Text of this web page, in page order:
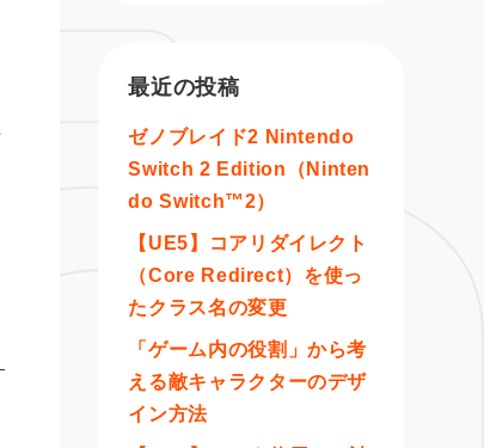
最近の投稿
ゼノブレイド2 Nintendo
Switch 2 Edition（Ninten
do Switch™2）
【UE5】コアリダイレクト
（Core Redirect）を使っ
たクラス名の変更
「ゲーム内の役割」から考
える敵キャラクターのデザ
イン方法